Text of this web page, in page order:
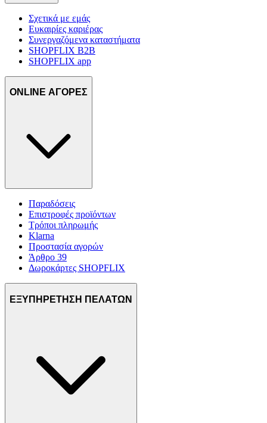
Σχετικά με εμάς
Ευκαιρίες καριέρας
Συνεργαζόμενα καταστήματα
SHOPFLIX B2B
SHOPFLIX app
ONLINE ΑΓΟΡΕΣ
Παραδόσεις
Επιστροφές προϊόντων
Τρόποι πληρωμής
Klarna
Προστασία αγορών
Άρθρο 39
Δωροκάρτες SHOPFLIX
ΕΞΥΠΗΡΕΤΗΣΗ ΠΕΛΑΤΩΝ